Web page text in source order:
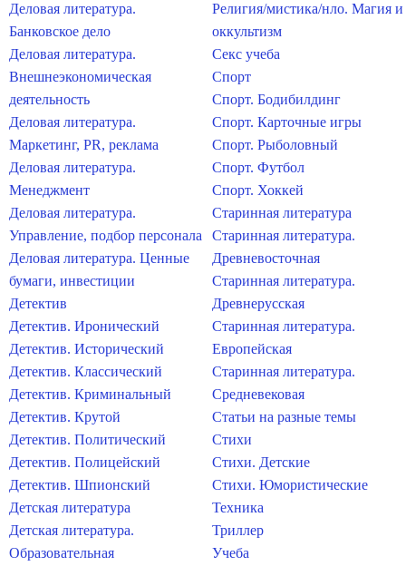
Деловая литература.
Банковское дело
Деловая литература.
Внешнеэкономическая
деятельность
Деловая литература.
Маркетинг, PR, реклама
Деловая литература.
Менеджмент
Деловая литература.
Управление, подбор персонала
Деловая литература. Ценные
бумаги, инвестиции
Детектив
Детектив. Иронический
Детектив. Исторический
Детектив. Классический
Детектив. Криминальный
Детектив. Крутой
Детектив. Политический
Детектив. Полицейский
Детектив. Шпионский
Детская литература
Детская литература.
Образовательная
Религия/мистика/нло. Магия и
оккультизм
Секс учеба
Спорт
Спорт. Бодибилдинг
Спорт. Карточные игры
Спорт. Рыболовный
Спорт. Футбол
Спорт. Хоккей
Старинная литература
Старинная литература.
Древневосточная
Старинная литература.
Древнерусская
Старинная литература.
Европейская
Старинная литература.
Средневековая
Статьи на разные темы
Стихи
Стихи. Детские
Стихи. Юмористические
Техника
Триллер
Учеба